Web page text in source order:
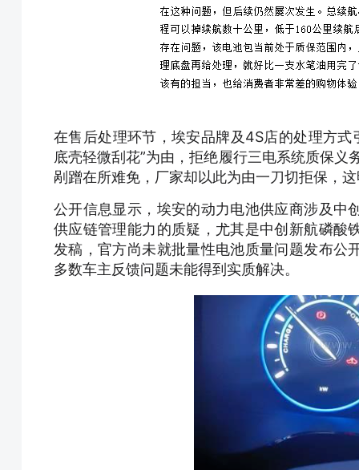
在售后处理环节，埃安品牌及4S店的处理方
底壳轻微刮花”为由，拒绝履行三电系统质保
剐蹭在所难免，厂家却以此为由一刀切拒保，
公开信息显示，埃安的动力电池供应商涉及中
供应链管理能力的质疑，尤其是中创新航磷酸
发稿，官方尚未就批量性电池质量问题发布公
多数车主反馈问题未能得到实质解决。